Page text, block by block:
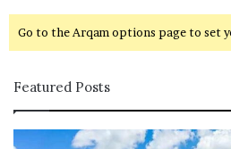
Go to the Arqam options page to set
Featured Posts